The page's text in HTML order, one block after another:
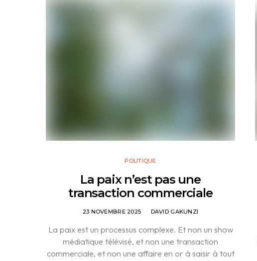
POLITIQUE
La paix n’est pas une
transaction commerciale
23 NOVEMBRE 2025 DAVID GAKUNZI
La paix est un processus complexe. Et non un show
médiatique télévisé, et non une transaction
commerciale, et non une affaire en or à saisir à tout